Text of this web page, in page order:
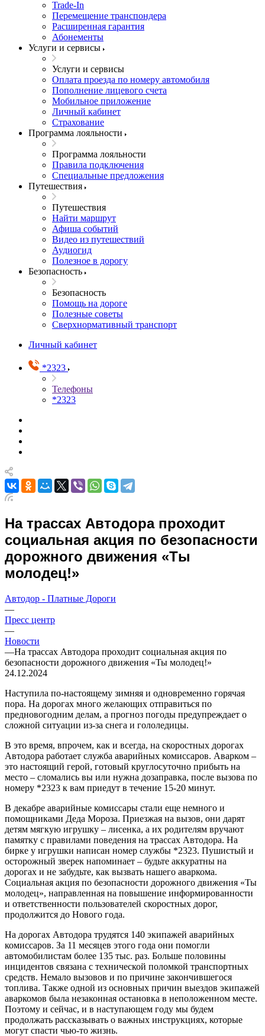
Trade-In
Перемещение транспондера
Расширенная гарантия
Абонементы
Услуги и сервисы
Услуги и сервисы
Оплата проезда по номеру автомобиля
Пополнение лицевого счета
Мобильное приложение
Личный кабинет
Страхование
Программа лояльности
Программа лояльности
Правила подключения
Специальные предложения
Путешествия
Путешествия
Найти маршрут
Афиша событий
Видео из путешествий
Аудиогид
Полезное в дорогу
Безопасность
Безопасность
Помощь на дороге
Полезные советы
Сверхнормативный транспорт
Личный кабинет
*2323
Телефоны
*2323
На трассах Автодора проходит
социальная акция по безопасности
дорожного движения «Ты
молодец!»
Автодор - Платные Дороги
—
Пресс центр
—
Новости
—На трассах Автодора проходит социальная акция по
безопасности дорожного движения «Ты молодец!»
24.12.2024
Наступила по-настоящему зимняя и одновременно горячая
пора. На дорогах много желающих отправиться по
предновогодним делам, а прогноз погоды предупреждает о
сложной ситуации из-за снега и гололедицы.
В это время, впрочем, как и всегда, на скоростных дорогах
Автодора работает служба аварийных комиссаров. Аварком –
это настоящий герой, готовый круглосуточно прибыть на
место – сломались вы или нужна дозаправка, после вызова по
номеру *2323 к вам приедут в течение 15-20 минут.
В декабре аварийные комиссары стали еще немного и
помощниками Деда Мороза. Приезжая на вызов, они дарят
детям мягкую игрушку – лисенка, а их родителям вручают
памятку с правилами поведения на трассах Автодора. На
бирке у игрушки написан номер службы *2323. Пушистый и
осторожный зверек напоминает – будьте аккуратны на
дорогах и не забудьте, как вызвать нашего аваркома.
Социальная акция по безопасности дорожного движения «Ты
молодец», направленная на повышение информированности
и ответственности пользователей скоростных дорог,
продолжится до Нового года.
На дорогах Автодора трудятся 140 экипажей аварийных
комиссаров. За 11 месяцев этого года они помогли
автомобилистам более 135 тыс. раз. Больше половины
инцидентов связана с технической поломкой транспортных
средств. Немало вызовов и по причине закончившегося
топлива. Также одной из основных причин выездов экипажей
аваркомов была незаконная остановка в неположенном месте.
Поэтому и сейчас, и в наступающем году мы будем
продолжать рассказывать о важных инструкциях, которые
могут спасти чью-то жизнь.